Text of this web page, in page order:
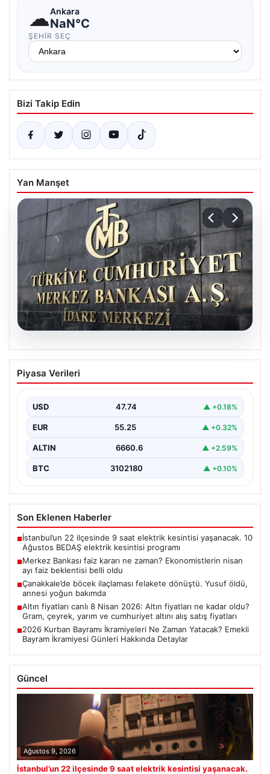
☁Ankara
NaN°C
ŞEHIR SEÇ
Bizi Takip Edin
Yan Manşet
07.08.2026
Merkez Bankası faiz kararı ne zaman?
Ekonomistlerin nisan ayı faiz beklentisi
Piyasa Verileri
USD 47.74 ▲ +0.18%
EUR 55.25 ▲ +0.32%
ALTIN 6660.6 ▲ +2.59%
BTC 3102180 ▲ +0.10%
Son Eklenen Haberler
■İstanbul’un 22 ilçesinde 9 saat elektrik kesintisi yaşanacak. 10
Ağustos BEDAŞ elektrik kesintisi programı
■Merkez Bankası faiz kararı ne zaman? Ekonomistlerin nisan
ayı faiz beklentisi belli oldu
■Çanakkale’de böcek ilaçlaması felakete dönüştü. Yusuf öldü,
annesi yoğun bakımda
■Altın fiyatları canlı 8 Nisan 2026: Altın fiyatları ne kadar oldu?
Gram, çeyrek, yarım ve cumhuriyet altını alış satış fiyatları
■2026 Kurban Bayramı İkramiyeleri Ne Zaman Yatacak? Emekli
Bayram İkramiyesi Günleri Hakkında Detaylar
Güncel
Ağustos 9, 2026
İstanbul’un 22 ilçesinde 9 saat elektrik kesintisi yaşanacak.